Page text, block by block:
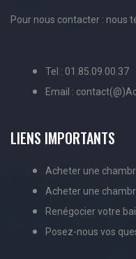
Pour nous contacter : nous
Tel : 01.85.09.00.37
Email :
LIENS IMPORTANTS
Acheter une
Acheter une
Renégocier votre
Posez-nous vos